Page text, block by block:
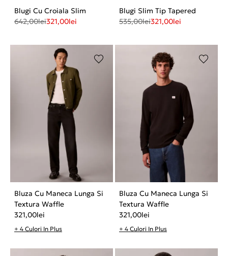
Blugi Cu Croiala Slim
642,00lei321,00lei
Blugi Slim Tip Tapered
535,00lei321,00lei
Bluza Cu Maneca Lunga Si
Textura Waffle
321,00lei
+ 4 Culori In Plus
Bluza Cu Maneca Lunga Si
Textura Waffle
321,00lei
+ 4 Culori In Plus